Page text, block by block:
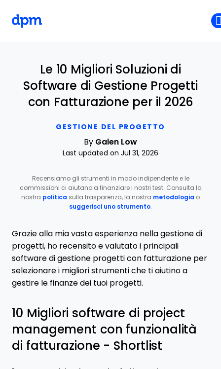
GESTIONE DEL PROGETTO
Le 10 Migliori Soluzioni di
Software di Gestione Progetti
con Fatturazione per il 2026
By Galen Low
Last updated on Jul 31, 2026
Recensiamo gli strumenti in modo indipendente e le
commissioni ci aiutano a finanziare i nostri test. Consulta la
nostra politica sulla trasparenza, la nostra metodologia o
suggerisci uno strumento.
Grazie alla mia vasta esperienza nella gestione di
progetti, ho recensito e valutato i principali
software di gestione progetti con fatturazione per
selezionare i migliori strumenti che ti aiutino a
gestire le finanze dei tuoi progetti.
10 Migliori software di project
management con funzionalità
di fatturazione - Shortlist